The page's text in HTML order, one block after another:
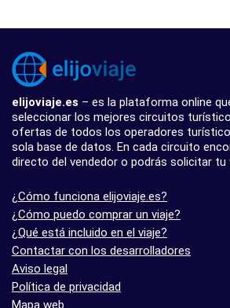
elijoviaje.es – es la plataforma online
seleccionar los mejores circuitos
ofertas de todos los operadores
sola base de datos. En cada circuito
directo del vendedor o podrás solicitar tu
¿Cómo funciona elijoviaje.es?
¿Cómo puedo comprar un viaje?
¿Qué está incluido en el viaje?
Contactar con los desarrolladores
Aviso legal
Política de privacidad
Mapa web